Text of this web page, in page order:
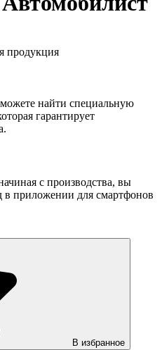
продукция
найти специальную
гарантирует
с производства, вы
в приложении для смартфонов
В избранное